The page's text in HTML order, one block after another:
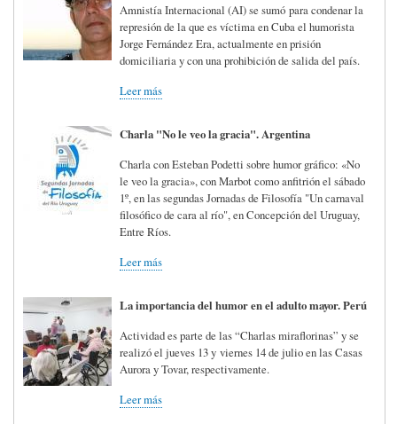
Amnistía Internacional (AI) se sumó para condenar la
represión de la que es víctima en Cuba el humorista
Jorge Fernández Era, actualmente en prisión
domiciliaria y con una prohibición de salida del país.
Leer más
Charla "No le veo la gracia". Argentina
Charla con Esteban Podetti sobre humor gráfico: «No
le veo la gracia», con Marbot como anfitrión el sábado
1º, en las segundas Jornadas de Filosofía "Un carnaval
filosófico de cara al río", en Concepción del Uruguay,
Entre Ríos.
Leer más
La importancia del humor en el adulto mayor. Perú
Actividad es parte de las “Charlas miraflorinas” y se
realizó el jueves 13 y viernes 14 de julio en las Casas
Aurora y Tovar, respectivamente.
Leer más